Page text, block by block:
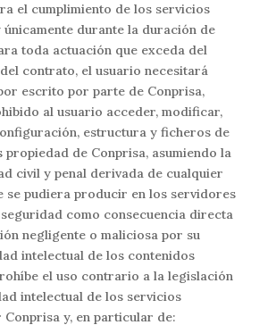
el cumplimiento de los servicios
durante la duración de
toda actuación que exceda del
contrato, el usuario necesitará
escrito por parte de Conprisa,
al usuario acceder, modificar,
estructura y ficheros de
de Conprisa, asumiendo la
civil y penal derivada de cualquier
se pudiera producir en los servidores
como consecuencia directa
negligente o maliciosa por su
intelectual de los contenidos
el uso contrario a la legislación
intelectual de los servicios
y, en particular de: